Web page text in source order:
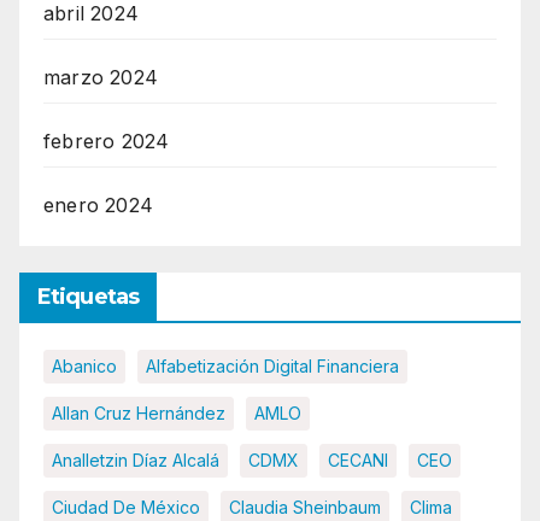
abril 2024
marzo 2024
febrero 2024
enero 2024
Etiquetas
Abanico Alfabetización Digital Financiera
Allan Cruz Hernández AMLO
Analletzin Díaz Alcalá CDMX CECANI CEO
Ciudad De México Claudia Sheinbaum Clima